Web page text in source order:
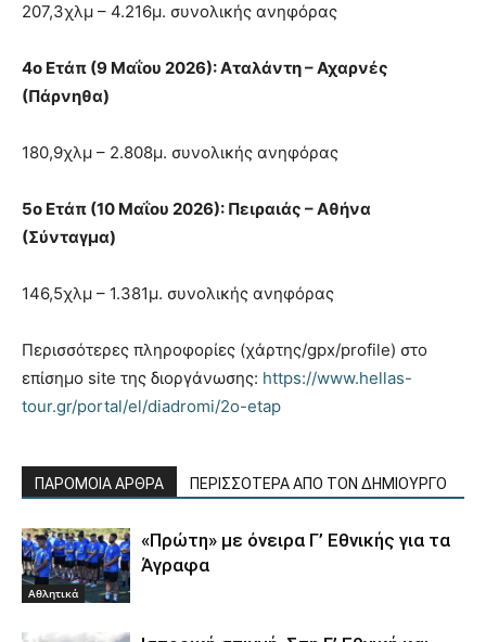
207,3χλμ – 4.216μ. συνολικής ανηφόρας
4ο Ετάπ (9 Μαΐου 2026): Αταλάντη – Αχαρνές
(Πάρνηθα)
180,9χλμ – 2.808μ. συνολικής ανηφόρας
5ο Ετάπ (10 Μαΐου 2026): Πειραιάς – Αθήνα
(Σύνταγμα)
146,5χλμ – 1.381μ. συνολικής ανηφόρας
Περισσότερες πληροφορίες (χάρτης/gpx/profile) στο
επίσημο site της διοργάνωσης: https://www.hellas-
tour.gr/portal/el/diadromi/2o-etap
ΠΑΡΟΜΟΙΑ ΑΡΘΡΑ ΠΕΡΙΣΣΟΤΕΡΑ ΑΠΟ ΤΟΝ ΔΗΜΙΟΥΡΓΟ
Αθλητικά
«Πρώτη» με όνειρα Γ’ Εθνικής για τα
Άγραφα